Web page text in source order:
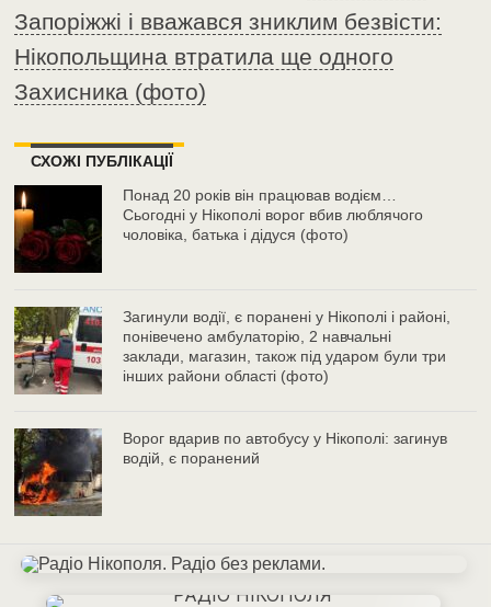
Запоріжжі і вважався зниклим безвісти:
Нікопольщина втратила ще одного
Захисника (фото)
СХОЖІ ПУБЛІКАЦІЇ
Понад 20 років він працював водієм…
Сьогодні у Нікополі ворог вбив люблячого
чоловіка, батька і дідуся (фото)
Загинули водії, є поранені у Нікополі і районі,
понівечено амбулаторію, 2 навчальні
заклади, магазин, також під ударом були три
інших райони області (фото)
Ворог вдарив по автобусу у Нікополі: загинув
водій, є поранений